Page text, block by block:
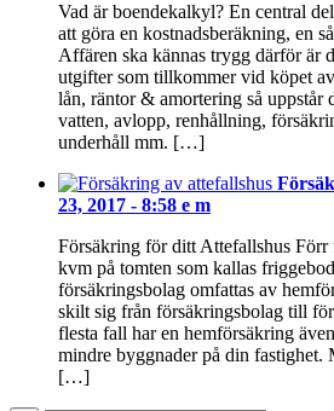
Vad är boendekalkyl? En central
att göra en kostnadsberäkning, en
Affären ska kännas trygg därför är
utgifter som tillkommer vid köpet
lån, räntor & amortering så uppstår
vatten, avlopp, renhållning,
underhåll mm. […]
23, 2017 - 8:58 e m
Försäkring för ditt Attefallshus Förr
kvm på tomten som kallas
försäkringsbolag omfattas av
skilt sig från försäkringsbolag till
flesta fall har en hemförsäkring
mindre byggnader på din fastighet.
[…]